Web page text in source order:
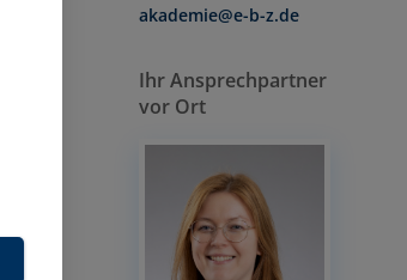
akademie@e-b-z.de
Ihr Ansprechpartner
vor Ort